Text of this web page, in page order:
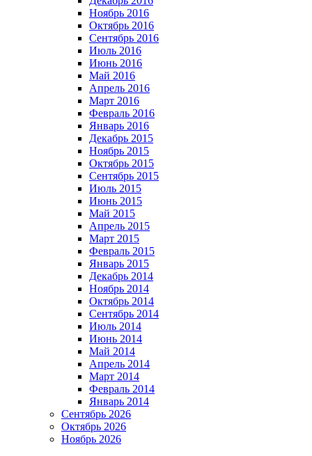
Ноябрь 2016
Октябрь 2016
Сентябрь 2016
Июль 2016
Июнь 2016
Май 2016
Апрель 2016
Март 2016
Февраль 2016
Январь 2016
Декабрь 2015
Ноябрь 2015
Октябрь 2015
Сентябрь 2015
Июль 2015
Июнь 2015
Май 2015
Апрель 2015
Март 2015
Февраль 2015
Январь 2015
Декабрь 2014
Ноябрь 2014
Октябрь 2014
Сентябрь 2014
Июль 2014
Июнь 2014
Май 2014
Апрель 2014
Март 2014
Февраль 2014
Январь 2014
Сентябрь 2026
Октябрь 2026
Ноябрь 2026